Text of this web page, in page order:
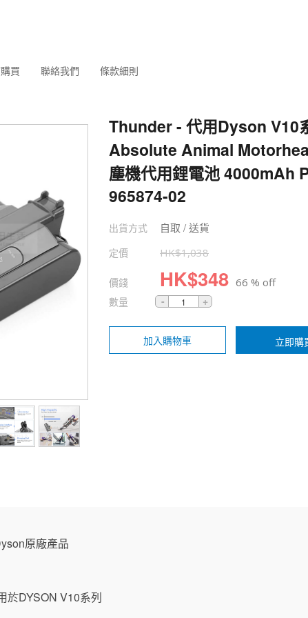
買 聯絡我們 條款細則
Thunder - 代用Dyson V10
Absolute Animal
塵機代用鋰電池 4000mAh
965874-02
出貨方式 自取 / 送貨
定價 HK$1,038
價錢 HK$348 66 % off
數量
加入購物車 立即購
原廠產品
於DYSON V10系列